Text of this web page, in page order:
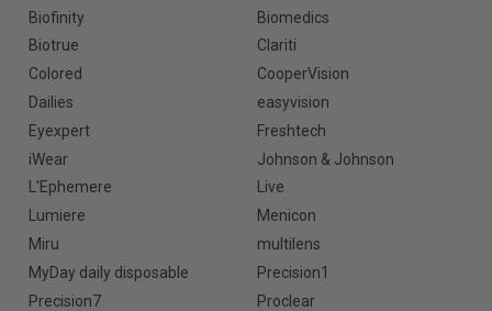
Biofinity
Biomedics
Biotrue
Clariti
Colored
CooperVision
Dailies
easyvision
Eyexpert
Freshtech
iWear
Johnson & Johnson
L'Ephemere
Live
Lumiere
Menicon
Miru
multilens
MyDay daily disposable
Precision1
Precision7
Proclear